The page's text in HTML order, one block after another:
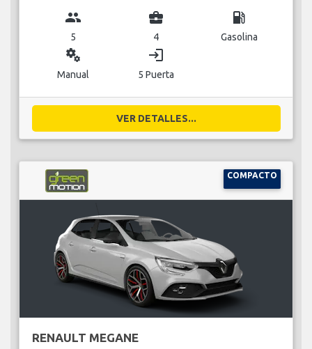
group
5
business_center
4
local_gas_station
Gasolina
miscellaneous_services
Manual
login
5 Puerta
VER DETALLES...
COMPACTO
RENAULT MEGANE